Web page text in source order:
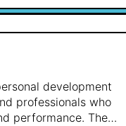
development
professionals who
performance. The